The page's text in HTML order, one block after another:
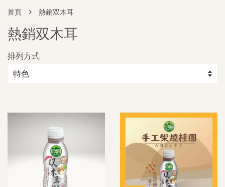
首頁 › 熱銷双木耳
熱銷双木耳
排列方式